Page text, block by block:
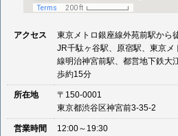
アクセス
東京メトロ銀座線外苑前駅から
JR千駄ヶ谷駅、原宿駅、東京メ
線明治神宮前駅、都営地下鉄大
歩約15分
所在地
〒150-0001
東京都渋谷区神宮前3-35-2
営業時間 12:00～19:30